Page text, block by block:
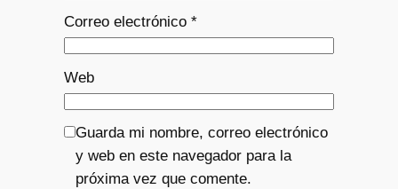
Correo electrónico *
Web
Guarda mi nombre, correo electrónico
y web en este navegador para la
próxima vez que comente.